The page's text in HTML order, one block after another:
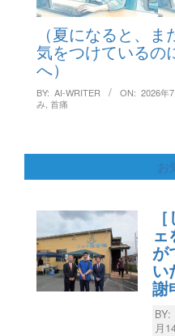
（夏になると、
気をつけているの
へ）
BY: AI-WRITER ON: 2026年
み 首痛
お
ェ
が
い
謝
BY:
月